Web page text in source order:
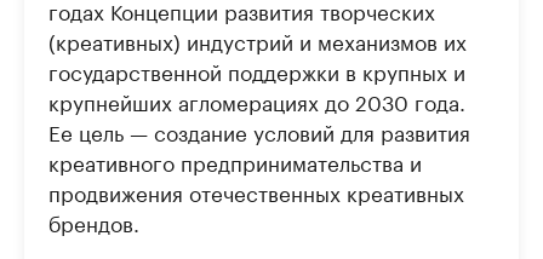
годах Концепции развития творческих
(креативных) индустрий и механизмов их
государственной поддержки в крупных и
крупнейших агломерациях до 2030 года.
Ее цель — создание условий для развития
креативного предпринимательства и
продвижения отечественных креативных
брендов.